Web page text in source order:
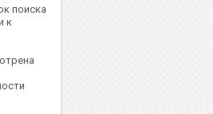
поиска
к